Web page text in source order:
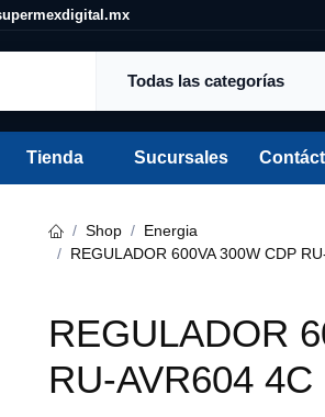
Todas las categorías
Tienda Sucursales
Shop
Energia
REGULADOR 600VA 300W CDP RU-
REGULADOR
RU-AVR604